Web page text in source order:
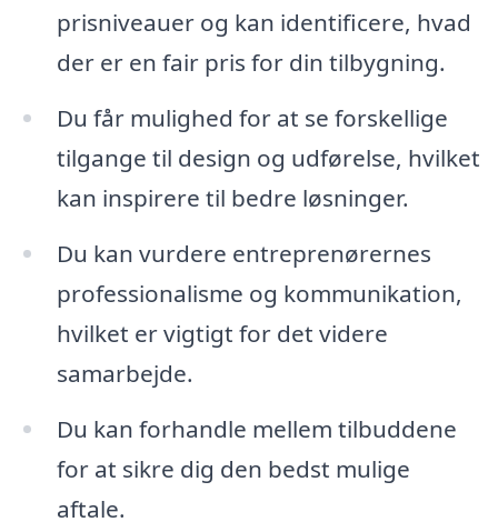
prisniveauer og kan identificere, hvad
der er en fair pris for din tilbygning.
Du får mulighed for at se forskellige
tilgange til design og udførelse, hvilket
kan inspirere til bedre løsninger.
Du kan vurdere entreprenørernes
professionalisme og kommunikation,
hvilket er vigtigt for det videre
samarbejde.
Du kan forhandle mellem tilbuddene
for at sikre dig den bedst mulige
aftale.